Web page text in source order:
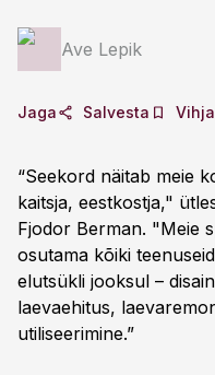
Ave Lepik
Jaga Salvesta Vihja
“Seekord näitab meie
kaitsja, eestkostja,"
Fjodor Berman. "Meie
osutama kõiki
elutsükli jooksul –
laevaehitus,
utiliseerimine.”